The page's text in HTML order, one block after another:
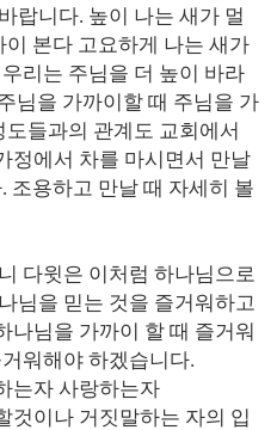
랍니다. 높이 나는 새가 멀
이 본다 고요하게 나는 새가
우리는 주님을 더 높이 바라
님을 가까이할 때 주님을 가
도들과의 관계도 교회에서
정에서 차를 마시면서 만날
. 조용하고 만날 때 자세히 볼
다윗은 이처럼 하나님으로
님을 믿는 것을 즐거워하고
나님을 가까이 할 때 즐거워
워해야 하겠습니다.
는자 사랑하는자
것이나 거짓말하는 자의 입